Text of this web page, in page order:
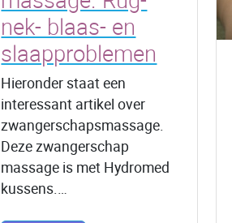
nek- blaas- en
slaapproblemen
Hieronder staat een
interessant artikel over
zwangerschapsmassage.
Deze zwangerschap
massage is met Hydromed
kussens.…